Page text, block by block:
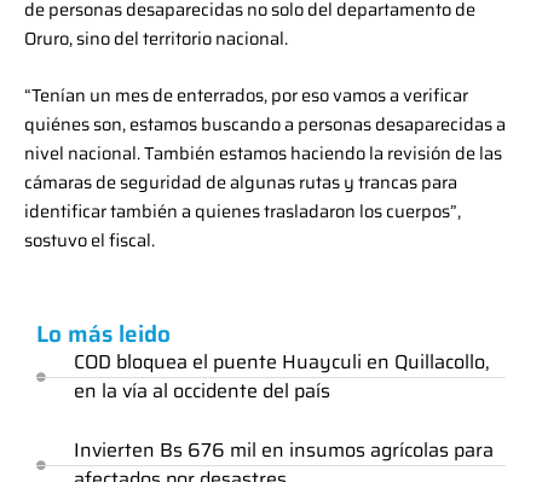
de personas desaparecidas no solo del departamento de
Oruro, sino del territorio nacional.
“Tenían un mes de enterrados, por eso vamos a verificar
quiénes son, estamos buscando a personas desaparecidas a
nivel nacional. También estamos haciendo la revisión de las
cámaras de seguridad de algunas rutas y trancas para
identificar también a quienes trasladaron los cuerpos”,
sostuvo el fiscal.
Lo más leido
COD bloquea el puente Huayculi en Quillacollo,
en la vía al occidente del país
Invierten Bs 676 mil en insumos agrícolas para